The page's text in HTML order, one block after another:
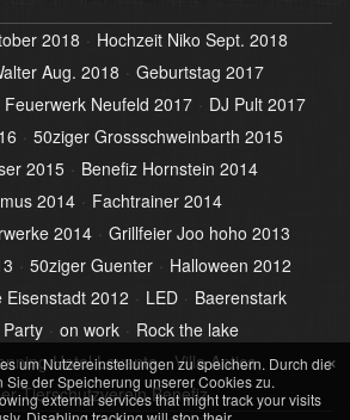
2018
Hochzeit Niko Sept. 2018
Aug. 2018
Geburtstag 2017
Feuerwerk Neufeld 2017
DJ Pult 2017
50ziger Grossschweinbarth 2015
2015
Benefiz Hornstein 2014
2014
Fachtrainer 2014
2014
Grillfeier Joo hoho 2013
50ziger Guenter
Halloween 2012
2012
LED
Baerenstark
on work
Rock the lake
Hotel Levante
Villa Antica
Tierschutzverein Benefiz
×
um Nutzereinstellungen zu speichern. Durch die
Sie der Speicherung unserer Cookies zu.
external services that might track your visits